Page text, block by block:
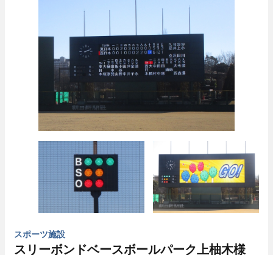
スポーツ施設
スリーボンドベースボールパーク上柚木様